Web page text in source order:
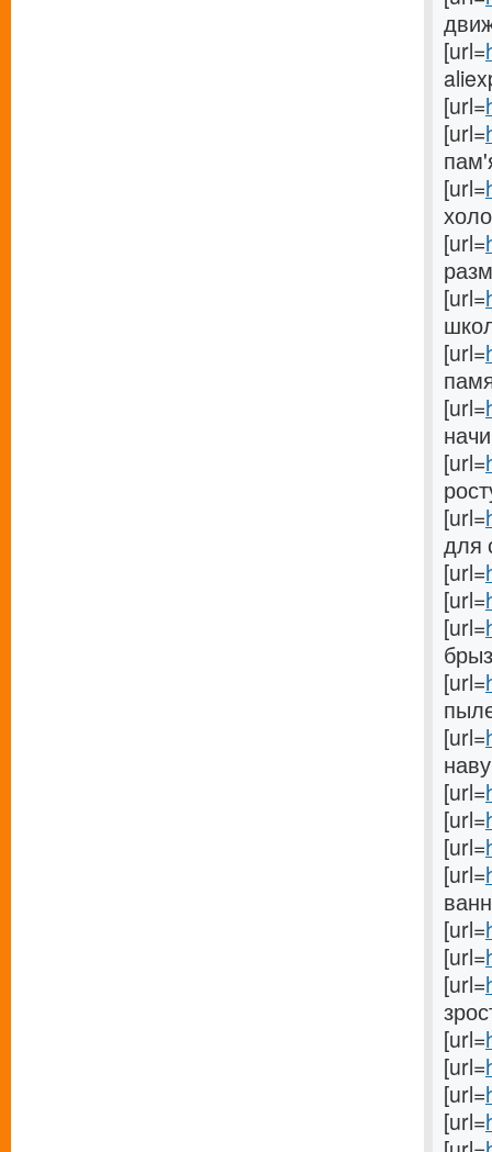
[url=
[url=
[url=
[url=
[url=
[url=
[url=
[url=
[url=
[url=
для
[url=
[url=
[url=
[url=
[url=
[url=
[url=
[url=
[url=
[url=
[url=
[url=
[url=
[url=
[url=
[url=